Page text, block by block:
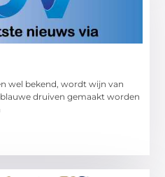
wel bekend, wordt wijn van
druiven gemaakt worden